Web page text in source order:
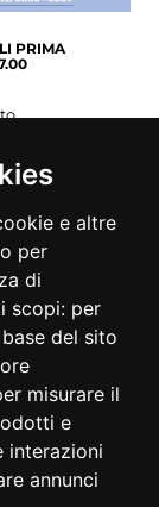
e altre
per
di
scopi: per
del sito
misurare il
e
interazioni
annunci
PRIMA
»